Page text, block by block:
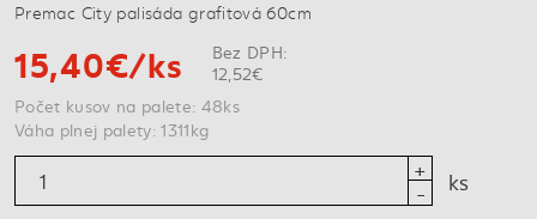
Premac City palisáda grafitová 60cm
15,40€/ks
Bez DPH:
12,52€
Počet kusov na palete: 48ks
Váha plnej palety: 1311kg
ks